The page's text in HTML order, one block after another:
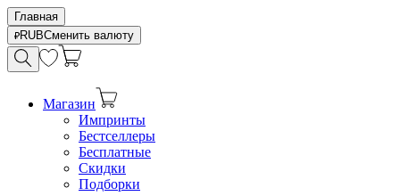
Главная
RUBСменить валюту
Магазин
Импринты
Бестселлеры
Бесплатные
Скидки
Подборки